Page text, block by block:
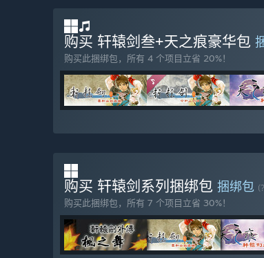
购买 轩辕剑叁+天之痕豪华包
购买此捆绑包，所有 4 个项目立省 20%！
购买 轩辕剑系列捆绑包 捆绑包
购买此捆绑包，所有 7 个项目立省 30%！